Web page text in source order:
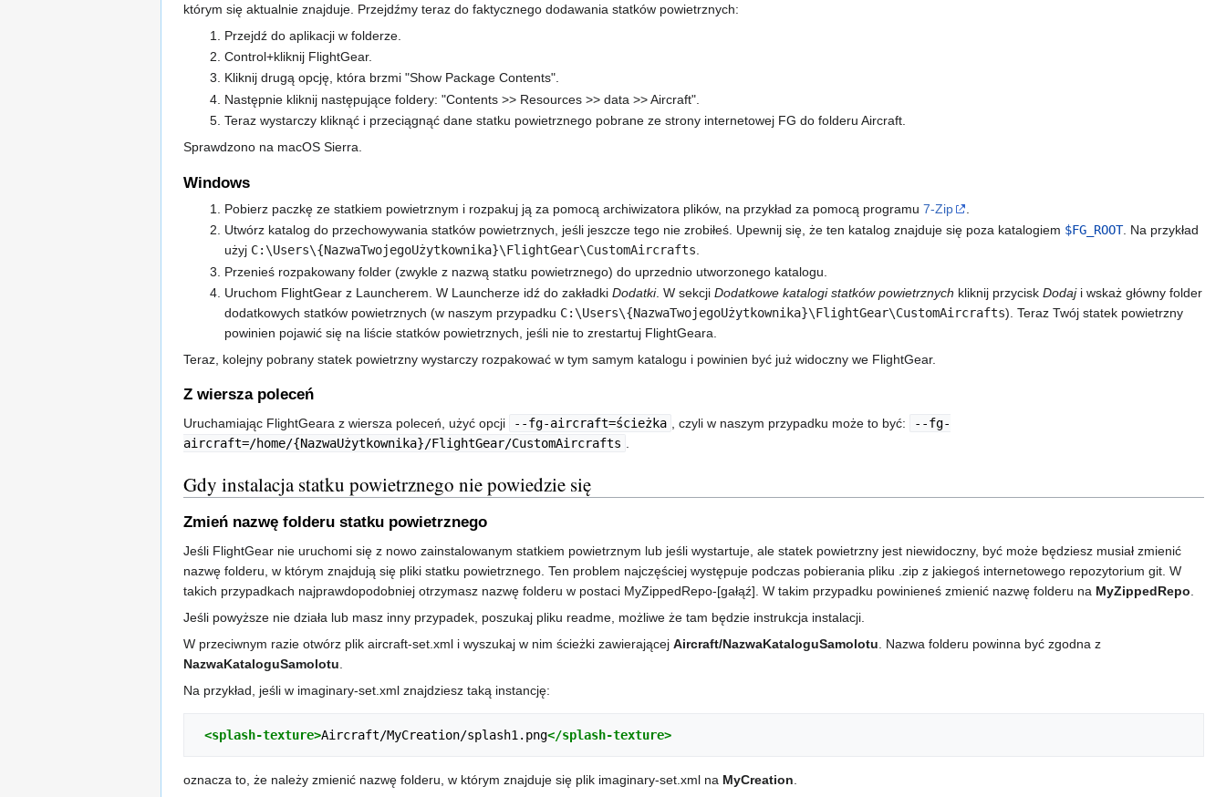
którym się aktualnie znajduje. Przejdźmy teraz do faktycznego dodawania statków powietrznych:
Przejdź do aplikacji w folderze.
Control+kliknij FlightGear.
Kliknij drugą opcję, która brzmi "Show Package Contents".
Następnie kliknij następujące foldery: "Contents >> Resources >> data >> Aircraft".
Teraz wystarczy kliknąć i przeciągnąć dane statku powietrznego pobrane ze strony internetowej FG do folderu Aircraft.
Sprawdzono na macOS Sierra.
Windows
Pobierz paczkę ze statkiem powietrznym i rozpakuj ją za pomocą archiwizatora plików, na przykład za pomocą programu 7-Zip
Utwórz katalog do przechowywania statków powietrznych, jeśli jeszcze tego nie zrobiłeś. Upewnij się, że ten katalog znajduje się poza katalogiem $FG_ROOT. Na przykład
użyj C:\Users\{NazwaTwojegoUżytkownika}\FlightGear\CustomAircrafts
Przenieś rozpakowany folder (zwykle z nazwą statku powietrznego) do uprzednio utworzonego katalogu.
Uruchom FlightGear z Launcherem. W Launcherze idź do zakładki Dodatki. W sekcji Dodatkowe katalogi statków powietrznych kliknij przycisk Dodaji wskaż główny folder
dodatkowych statków powietrznych (w naszym przypadku C:\Users\{NazwaTwojegoUżytkownika}\FlightGear\CustomAircrafts). Teraz Twój statek powietrzny
powinien pojawić się na liście statków powietrznych, jeśli nie to zrestartuj FlightGeara.
Teraz, kolejny pobrany statek powietrzny wystarczy rozpakować w tym samym katalogu i powinien być już widoczny we FlightGear.
Z wiersza poleceń
Uruchamiając FlightGeara z wiersza poleceń, użyć opcji --fg-aircraft=ścieżka , czyli w naszym przypadku może to być:
--fg-
aircraft=/home/{NazwaUżytkownika}/FlightGear/CustomAircrafts .
Gdy instalacja statku powietrznego nie powiedzie się
Zmień nazwę folderu statku powietrznego
Jeśli FlightGear nie uruchomi się z nowo zainstalowanym statkiem powietrznym lub jeśli wystartuje, ale statek powietrzny jest niewidoczny, być może będziesz musiał zmienić
nazwę folderu, w którym znajdują się pliki statku powietrznego. Ten problem najczęściej występuje podczas pobierania pliku .zip z jakiegoś internetowego repozytorium git. W
takich przypadkach najprawdopodobniej otrzymasz nazwę folderu w postaci MyZippedRepo-[gałąź]. W takim przypadku powinieneś zmienić nazwę folderu na MyZippedRepo
Jeśli powyższe nie działa lub masz inny przypadek, poszukaj pliku readme, możliwe że tam będzie instrukcja instalacji.
W przeciwnym razie otwórz plik aircraft-set.xml i wyszukaj w nim ścieżki zawierającej Aircraft/NazwaKataloguSamolotu . Nazwa folderu powinna być zgodna z
NazwaKataloguSamolotu
Na przykład, jeśli w imaginary-set.xml znajdziesz taką instancję:
<splash-texture>Aircraft/MyCreation/splash1.png</splash-texture>
oznacza to, że należy zmienić nazwę folderu, w którym znajduje się plik imaginary-set.xml na MyCreation